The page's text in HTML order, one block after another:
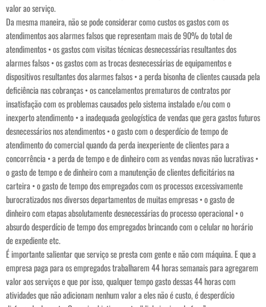
valor ao serviço.
Da mesma maneira, não se pode considerar como custos os gastos com os
atendimentos aos alarmes falsos que representam mais de 90% do total de
atendimentos • os gastos com visitas técnicas desnecessárias resultantes dos
alarmes falsos • os gastos com as trocas desnecessárias de equipamentos e
dispositivos resultantes dos alarmes falsos • a perda bisonha de clientes causada pela
deficiência nas cobranças • os cancelamentos prematuros de contratos por
insatisfação com os problemas causados pelo sistema instalado e/ou com o
inexperto atendimento • a inadequada geologística de vendas que gera gastos futuros
desnecessários nos atendimentos • o gasto com o desperdício de tempo de
atendimento do comercial quando da perda inexperiente de clientes para a
concorrência • a perda de tempo e de dinheiro com as vendas novas não lucrativas •
o gasto de tempo e de dinheiro com a manutenção de clientes deficitários na
carteira • o gasto de tempo dos empregados com os processos excessivamente
burocratizados nos diversos departamentos de muitas empresas • o gasto de
dinheiro com etapas absolutamente desnecessárias do processo operacional • o
absurdo desperdício de tempo dos empregados brincando com o celular no horário
de expediente etc.
É importante salientar que serviço se presta com gente e não com máquina. E que a
empresa paga para os empregados trabalharem 44 horas semanais para agregarem
valor aos serviços e que por isso, qualquer tempo gasto dessas 44 horas com
atividades que não adicionam nenhum valor a eles não é custo, é desperdício